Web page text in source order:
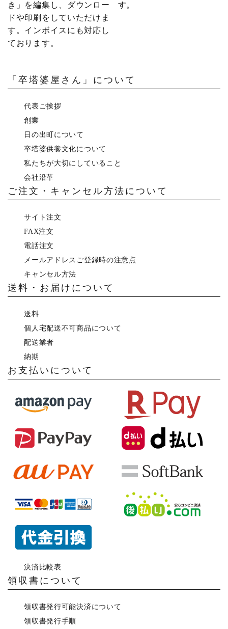
き」を編集し、ダウンロー
ドや印刷をしていただけま
す。インボイスにも対応し
ております。
す。
「卒塔婆屋さん」について
代表ご挨拶
創業
日の出町について
卒塔婆供養文化について
私たちが大切にしていること
会社沿革
ご注文・キャンセル方法について
サイト注文
FAX注文
電話注文
メールアドレスご登録時の注意点
キャンセル方法
送料・お届けについて
送料
個人宅配送不可商品について
配送業者
納期
お支払いについて
決済比較表
領収書について
領収書発行可能決済について
領収書発行手順